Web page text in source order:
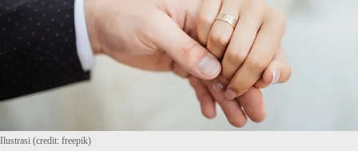
Ilustrasi (credit: freepik)